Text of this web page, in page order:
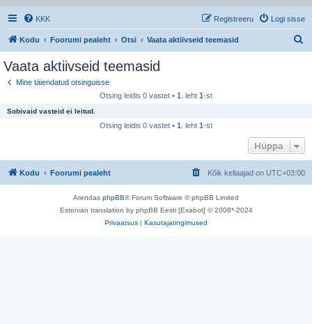
KKK Logi sisse
Registreeru
Kodu Foorumi pealeht Otsi Vaata aktiivseid teemasid
Vaata aktiivseid teemasid
Mine täiendatud otsinguisse
Otsing leidis 0 vastet • 1 . leht 1-st
Sobivaid vasteid ei leitud.
Otsing leidis 0 vastet • 1 . leht 1-st
Hüppa
Kodu Foorumi pealeht Kõik kellaajad on UTC+03:00
Arendas phpBB® Forum Software © phpBB Limited
Estonian translation by phpBB Eesti [Exabot] © 2008*-2024
Privaatsus | Kasutajatingimused